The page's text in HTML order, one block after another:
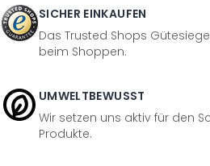
SICHER EINKAUFEN
Das Trusted Shops
beim Shoppen.
UMWELTBEWUSST
Wir setzen uns aktiv für den
Produkte.